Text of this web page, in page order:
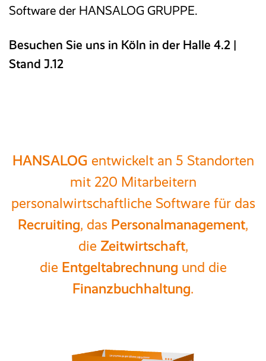
ON PREMISE (LN UI)
Recruiting
Entgelt­abrechnung
Mitarbeiter­portal
Finanzbuchhaltung
Software der HANSALOG GRUPPE.
Besuchen Sie uns in Köln in der Halle 4.2 |
Stand J.12
HANSALOG entwickelt an 5 Standorten
mit 220 Mitarbeitern
personalwirtschaftliche Software für das
Recruiting, das Personalmanagement,
die Zeitwirtschaft,
die Entgeltabrechnung und die
Finanzbuchhaltung.